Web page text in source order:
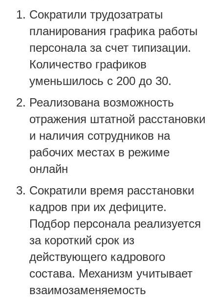
Сократили трудозатраты
планирования графика работы
персонала за счет типизации.
Количество графиков
уменьшилось с 200 до 30.
Реализована возможность
отражения штатной расстановки
и наличия сотрудников на
рабочих местах в режиме
онлайн
Сократили время расстановки
кадров при их дефиците.
Подбор персонала реализуется
за короткий срок из
действующего кадрового
состава. Механизм учитывает
взаимозаменяемость